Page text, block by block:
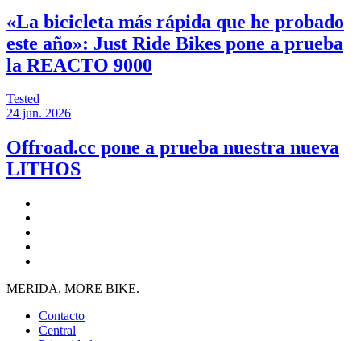
«La bicicleta más rápida que he probado
este año»: Just Ride Bikes pone a prueba
la REACTO 9000
Tested
24 jun. 2026
Offroad.cc pone a prueba nuestra nueva
LITHOS
MERIDA. MORE BIKE.
Contacto
Central